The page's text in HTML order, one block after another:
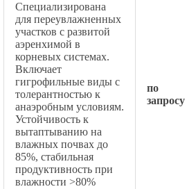
Специализирована
для переувлажненных
участков с развитой
аэренхимой в
корневых системах.
Включает
гигрофильные виды с
толерантностью к
анаэробным условиям.
Устойчивость к
вытаптыванию на
влажных почвах до
85%, стабильная
продуктивность при
влажности >80%
по
запросу